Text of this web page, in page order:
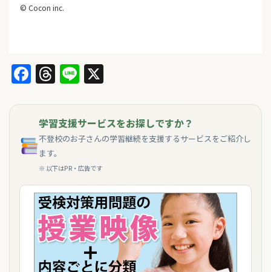
© Cocon inc.
Facebook
Threads
Line
学習支援サービスをお探しですか？
不登校のお子さんの学習継続を支援するサービスをご紹介し
ます。
※ 以下はPR・広告です